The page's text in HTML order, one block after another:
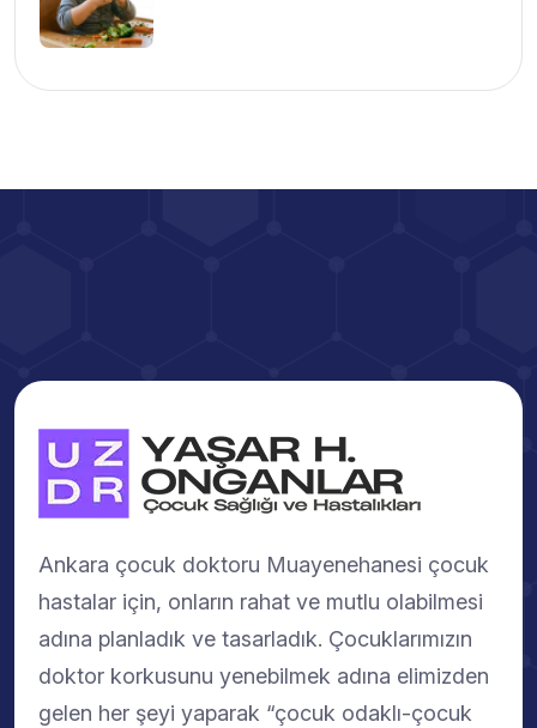
Ankara çocuk doktoru Muayenehanesi çocuk
hastalar için, onların rahat ve mutlu olabilmesi
adına planladık ve tasarladık. Çocuklarımızın
doktor korkusunu yenebilmek adına elimizden
gelen her şeyi yaparak “çocuk odaklı-çocuk